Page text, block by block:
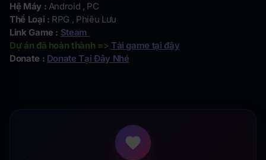
Hệ Máy : Android , PC
Thể Loại : RPG , Phiêu Lưu
Link Game : Steam
Dự án đã hoàn thành => Tải game tại đây
Donate : Donate Tại Đây Nhé